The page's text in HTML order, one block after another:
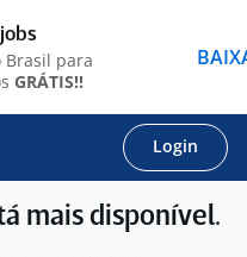
Login
mais disponível.
Brasil para
GRÁTIS!!